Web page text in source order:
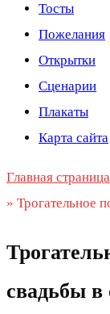
Тосты
Пожелания
Открытки
Сценарии
Плакаты
Карта сайта
Главная страница
» Трогательное
свадьбы в